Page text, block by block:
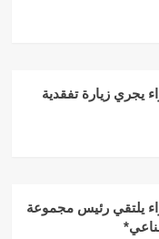
يجري زيارة تفقدية
يلتقي رئيس مجموعة